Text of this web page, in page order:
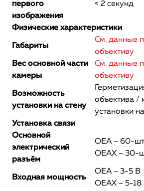
первого
изображения
< 2 секунд
Физические характеристики
Габариты
См. данные
объективу
Вес основной части
камеры
См. данные
объективу
Возможность
установки на стену
объектива /
установки
Установка связи
Основной
электрический
разъём
OEA – 60-
OEAX – 30-
Входная мощность
OEA – 3-5 В
OEAX – 5-18